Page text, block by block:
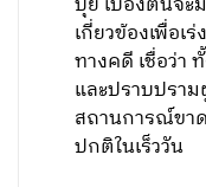
เกี่ยวข้องเพื่อเ
ทางคดี เชื่อว่า
และปราบปรา
สถานการณ์ขา
ปกติในเร็ววัน